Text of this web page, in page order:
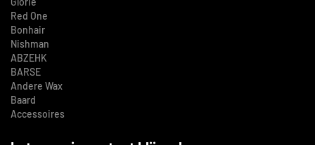
Red One
Bonhair
Nishman
ABZEHK
BARSE
Andere Wax
Baard
Accessoires